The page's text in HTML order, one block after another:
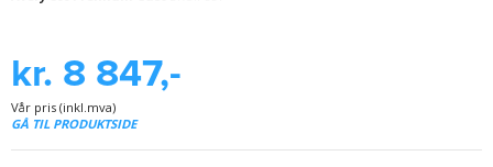
kr. 8 847,-
Vår pris (inkl.mva)
GÅ TIL PRODUKTSIDE